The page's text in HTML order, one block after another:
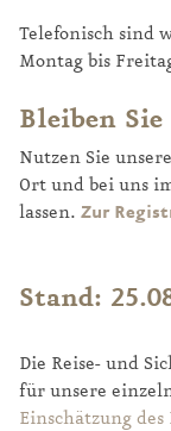
Telefonisch sind
Montag bis
Bleiben
Nutzen Sie
Ort und bei uns
lassen. Zur
Stand:
Die Reise- und
für unsere
Einschätzung